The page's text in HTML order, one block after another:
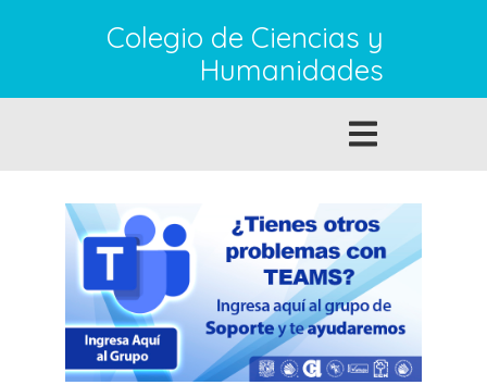
Colegio de Ciencias y
Humanidades
Toggle
navigation